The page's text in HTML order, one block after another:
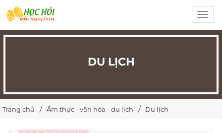
DU LỊCH
Trang chủ Ẩm thực - văn hóa - du lịch Du lịch